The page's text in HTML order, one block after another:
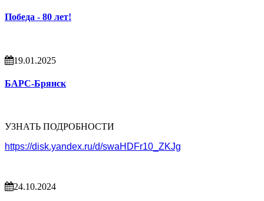
Победа - 80 лет!
19.01.2025
БАРС-Брянск
УЗНАТЬ ПОДРОБНОСТИ
https://disk.yandex.ru/d/swaHDFr10_ZKJg
24.10.2024